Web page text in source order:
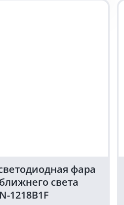
фара
света
1218B1F